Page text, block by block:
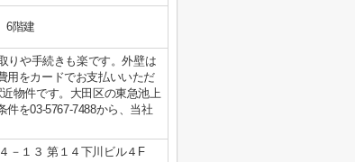
6階建
りや手続きも楽です。外壁は
用をカードでお支払いいただ
物件です。大田区の東急池上
を03-5767-7488から、当社
－１３ 第１４下川ビル４F